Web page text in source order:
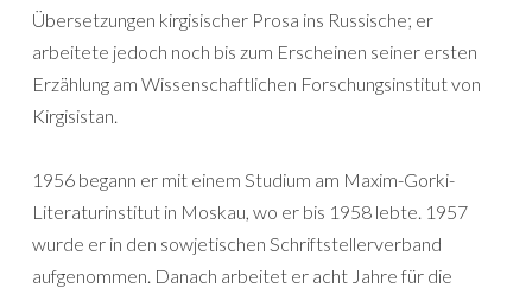
Übersetzungen kirgisischer Prosa ins Russische; er
arbeitete jedoch noch bis zum Erscheinen seiner ersten
Erzählung am Wissenschaftlichen Forschungsinstitut von
Kirgisistan.
1956 begann er mit einem Studium am Maxim-Gorki-
Literaturinstitut in Moskau, wo er bis 1958 lebte. 1957
wurde er in den sowjetischen Schriftstellerverband
aufgenommen. Danach arbeitet er acht Jahre für die